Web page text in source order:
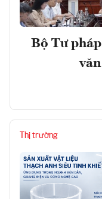
Bộ Tư
Thị trường